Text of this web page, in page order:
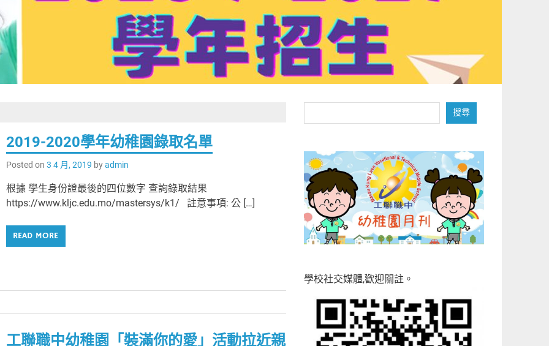
2019-2020學年幼稚園錄取名單
Posted on3 4 月, 2019 byadmin
根據 學生身份證最後的四位數字 查詢錄取結果
https://www.kljc.edu.mo/mastersys/k1/ 註意事項: 公 […]
READ MORE
工聯職中幼稚園「裝滿你的愛」活動拉近親
尋
搜尋
學校社交媒體,歡迎關註。